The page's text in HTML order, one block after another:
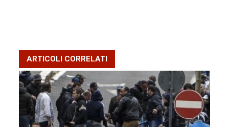
ARTICOLI CORRELATI